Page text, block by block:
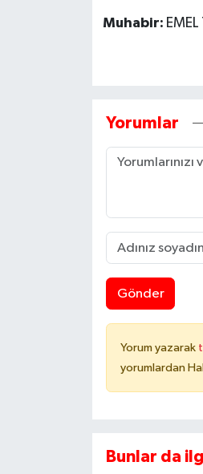
Muhabir:
Yorumlar
Gönder
Yorum yazarak
yorumlardan
Bunlar da